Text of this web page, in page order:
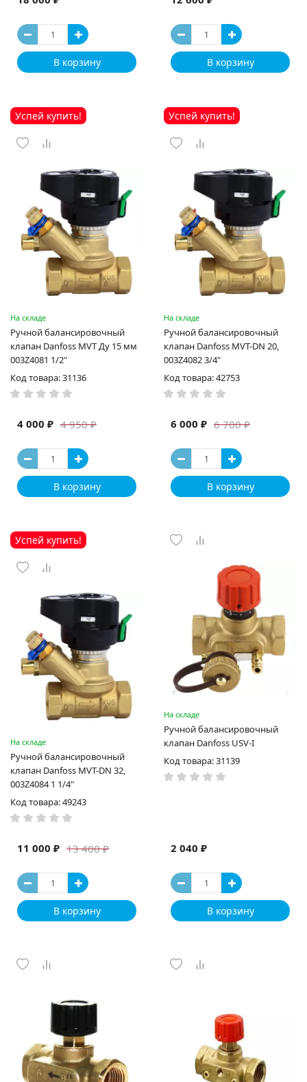
В корзину В корзину
Успей купить!
На складе
Ручной балансировочный
клапан Danfoss MVT Ду 15 мм
003Z4081 1/2"
Код товара: 31136
4 950 ₽
4 000 ₽
В корзину
Успей купить!
На складе
Ручной балансировочный
клапан Danfoss MVT-DN 20,
003Z4082 3/4"
Код товара: 42753
6 700 ₽
6 000 ₽
В корзину
Успей купить!
На складе
Ручной балансировочный
клапан Danfoss MVT-DN 32,
003Z4084 1 1/4"
Код товара: 49243
13 400 ₽
11 000 ₽
В корзину
На складе
Ручной балансировочный
клапан Danfoss USV-I
Код товара: 31139
2 040 ₽
В корзину